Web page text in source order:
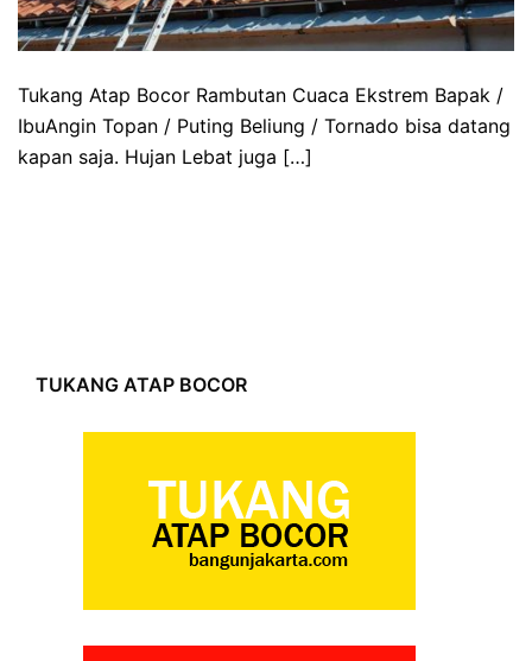
Tukang Atap Bocor Rambutan Cuaca Ekstrem Bapak /
IbuAngin Topan / Puting Beliung / Tornado bisa datang
kapan saja. Hujan Lebat juga […]
TUKANG ATAP BOCOR